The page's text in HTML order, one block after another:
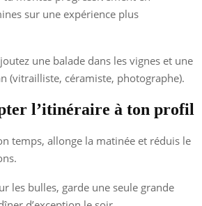
sur une expérience plus
une balade dans les vignes et une
(vitrailliste, céramiste, photographe).
l’itinéraire à ton profil
temps, allonge la matinée et réduis le
les bulles, garde une seule grande